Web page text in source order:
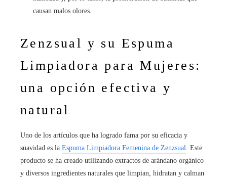
causan malos olores.
Zenzsual y su Espuma
Limpiadora para Mujeres:
una opción efectiva y
natural
Uno de los artículos que ha logrado fama por su eficacia y
suavidad es la Espuma Limpiadora Femenina de Zenzsual
. Este
producto se ha creado utilizando extractos de arándano orgánico
y diversos ingredientes naturales que limpian, hidratan y calman